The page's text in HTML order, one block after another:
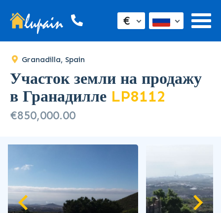
€
Granadilla, Spain
Участок земли на продажу
в Гранадилле LP8112
€850,000.00